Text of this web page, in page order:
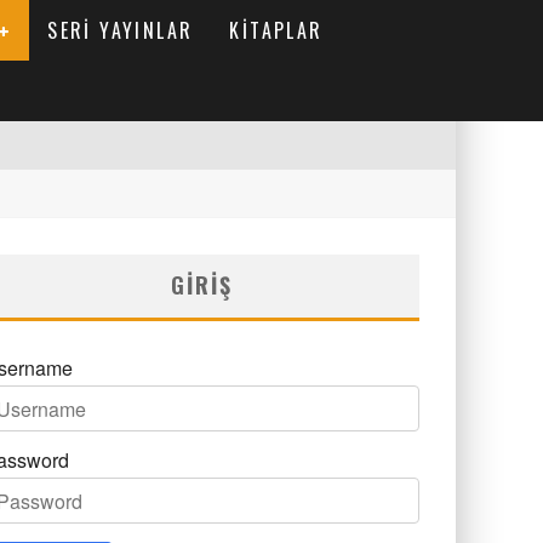
SERI YAYINLAR KITAPLAR
GIRIŞ